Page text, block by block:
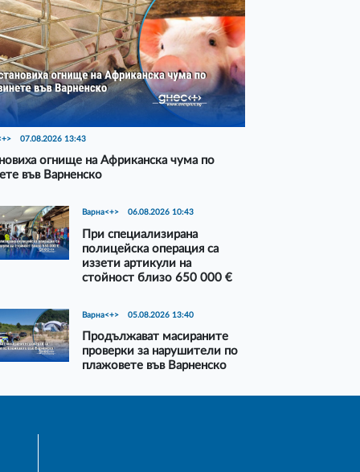
07.08.2026 13:43
огнище на Африканска чума по
във Варненско
Варна<+> 06.08.2026 10:43
При специализирана
полицейска операция са
иззети артикули на
стойност близо 650 000 €
Варна<+> 05.08.2026 13:40
Продължават масираните
проверки за нарушители по
плажовете във Варненско